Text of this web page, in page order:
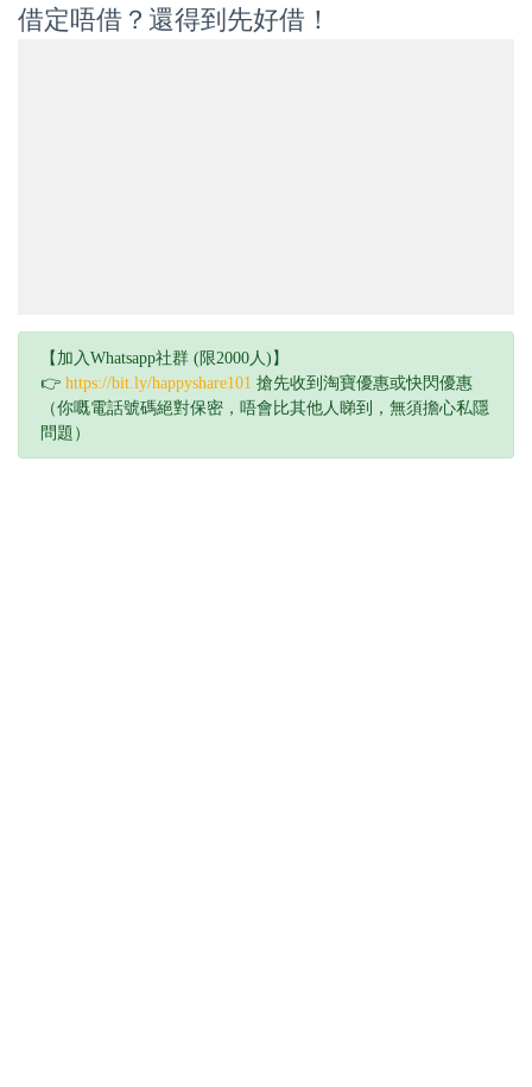
借定唔借？還得到先好借！
【加入Whatsapp社群 (限2000人)】
👉 https://bit.ly/happyshare101 搶先收到淘寶優惠或快閃優惠
（你嘅電話號碼絕對保密，唔會比其他人睇到，無須擔心私隱
問題）